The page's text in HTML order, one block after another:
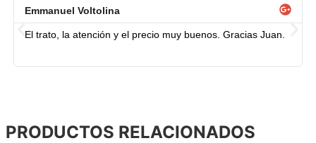
Emmanuel Voltolina
El trato, la atención y el precio muy buenos. Gracias Juan.
PRODUCTOS RELACIONADOS